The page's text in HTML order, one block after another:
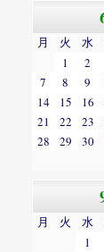
月 火 水
1
2
7
8 9
14
15 16
21
22 23
28
29 30
月 火 水
1